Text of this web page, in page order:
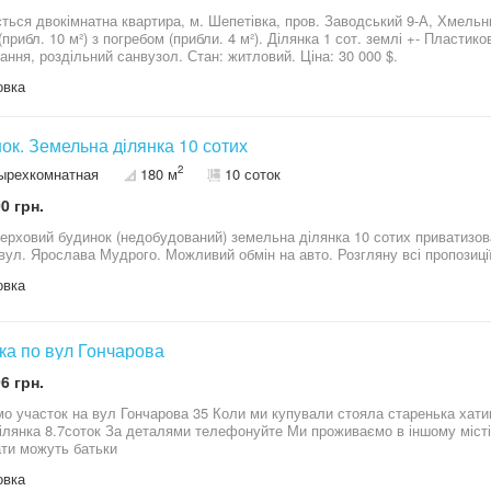
двокімнатна квартира, м. Шепетівка, пров. Заводський 9-А,
10 м²) з погребом (прибли. 4 м²). Ділянка 1 сот. землі +-
роздільний санвузол. Стан: житловий. Ціна: 30 000 $.
Земельна ділянка 10 сотих
180 м2 10 соток
грн.
сотих приватизована. Будинок знаходиться пліщинський
по вул Гончарова
грн.
участок на вул Гончарова 35 Коли ми купували стояла старенька
можуть батьки